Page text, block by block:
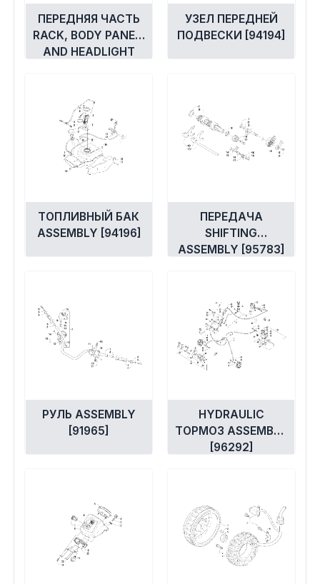
ПЕРЕДНЯЯ ЧАСТЬ
RACK, BODY PANEL,
AND HEADLIGHT
УЗЕЛ ПЕРЕДНЕЙ
ПОДВЕСКИ [94194]
ТОПЛИВНЫЙ БАК
ASSEMBLY [94196]
ПЕРЕДАЧА
SHIFTING
ASSEMBLY [95783]
РУЛЬ ASSEMBLY
[91965]
HYDRAULIC
ТОРМОЗ ASSEMBLY
[96292]